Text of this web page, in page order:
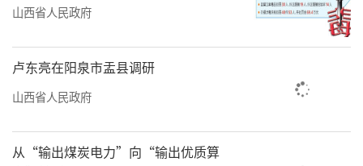
山西省人民政府
卢东亮在阳泉市盂县调研
山西省人民政府
从“输出煤炭电力”向“输出优质算